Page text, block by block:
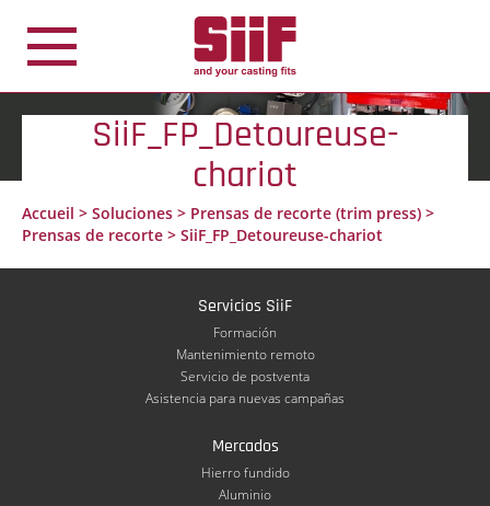
SiiF_FP_Detoureuse-
chariot
Accueil > Soluciones > Prensas de recorte (trim press) >
Prensas de recorte > SiiF_FP_Detoureuse-chariot
Servicios SiiF
Formación
Mantenimiento remoto
Servicio de postventa
Asistencia para nuevas campañas
Mercados
Hierro fundido
Aluminio